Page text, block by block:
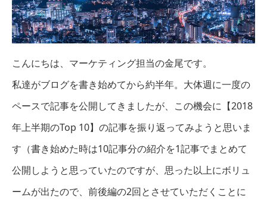
こんにちは、マーケティング担当の金尾です。
私達がブログを書き始めてから約半年。大体週に一度の
ペースで記事を公開してきましたが、この機会に【2018
年上半期のTop 10】の記事を振り返ってみようと思いま
す（書き始めた時は10記事分の紹介を1記事でまとめて
公開しようと思っていたのですが、思った以上にボリュ
ームが出たので、前後編の2回とさせていただくことに